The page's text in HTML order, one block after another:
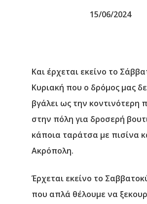
15/06/2024
Και έρχεται εκείνο το
Κυριακή που ο δρόμος μας
βγάλει ως την κοντινότερη
στην πόλη για δροσερή
κάποια ταράτσα με πισίνα
Ακρόπολη.
Έρχεται εκείνο το
που απλά θέλουμε να